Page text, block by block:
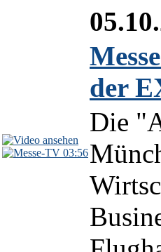
03:56
der
Die